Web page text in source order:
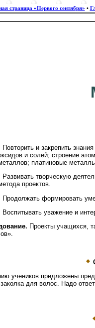
страница «Первого сентября» •
Повторить и закрепить
и солей; строение
платиновые
Развивать творческую
проектов.
Продолжать формировать
Воспитывать уважение и
Проекты учащихся,
учеников предложены
для волос. Надо